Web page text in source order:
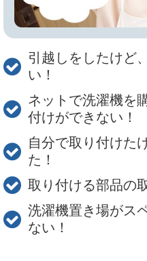
引越しをしたけど
い！
ネットで洗濯機を
付けができない！
自分で取り付けた
た！
取り付ける部品の
洗濯機置き場がス
ない！